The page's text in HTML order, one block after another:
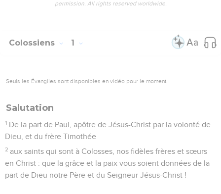
permission. All rights reserved worldwide.
Colossiens 1
Seuls les Évangiles sont disponibles en vidéo pour le moment.
Salutation
1 De la part de Paul, apôtre de Jésus-Christ par la volonté de
Dieu, et du frère Timothée
2 aux saints qui sont à Colosses, nos fidèles frères et sœurs
en Christ : que la grâce et la paix vous soient données de la
part de Dieu notre Père et du Seigneur Jésus-Christ !